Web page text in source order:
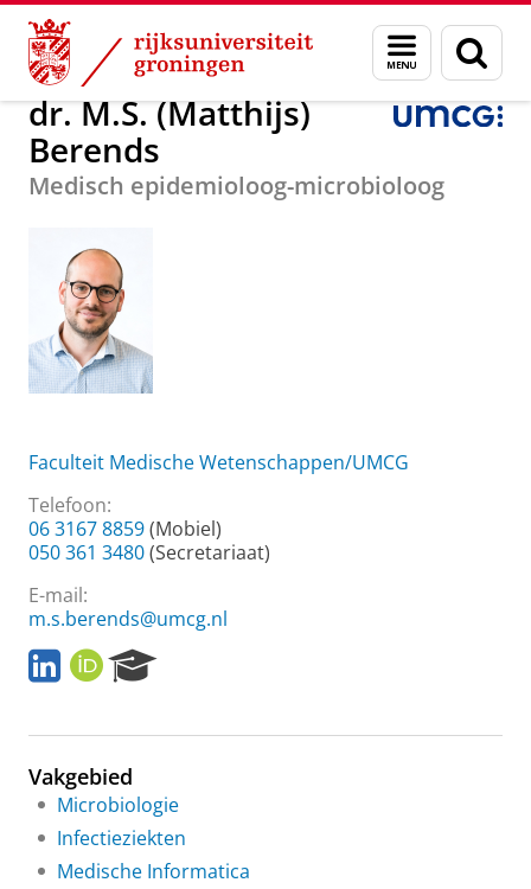
Skip
Content
Skip
Navigation
Menu
en
zoeken
Over ons dr. M.S. (Matthijs) Berends
dr. M.S. (Matthijs)
Berends
Medisch epidemioloog-microbioloog
Faculteit Medische Wetenschappen/UMCG
Telefoon:
06 3167 8859(Mobiel)
050 361 3480(Secretariaat)
E-mail:
m.s.berends@umcg.nl
L
i
k
d
I
O
R
I
e
c
h
P
o
Vakgebied
Microbiologie
Infectieziekten
Medische Informatica